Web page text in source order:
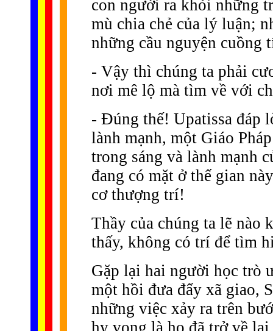
con người ra khỏi những
mù chia chẻ của lý luận;
những cầu nguyện
- Vậy thì chúng ta phải
nơi mê lộ mà tìm về với
- Ðúng thế! Upatissa đáp
lành mạnh, một Giáo
trong sáng và lành mạnh
đang có mặt ở thế gian
cơ thượng trí!
Thầy của chúng ta lẽ nào
thấy, không có trí để tìm
Gặp lại hai người học trò
một hồi đưa đẩy xã giao,
những việc xảy ra trên
hy vọng là họ đã trở về